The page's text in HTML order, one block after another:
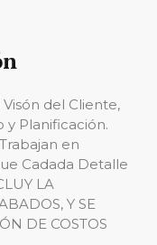
del Cliente,
y Planificación.
en
Cadada Detalle
LA
Y SE
DE COSTOS